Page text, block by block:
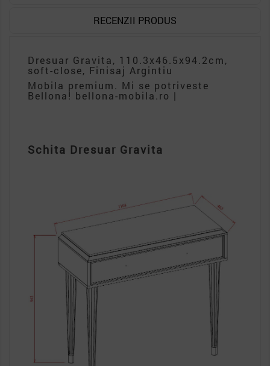
RECENZII PRODUS
Dresuar Gravita, 110.3x46.5x94.2cm,
soft-close, Finisaj Argintiu
Mobila premium. Mi se potriveste
Bellona! bellona-mobila.ro |
Schita Dresuar Gravita